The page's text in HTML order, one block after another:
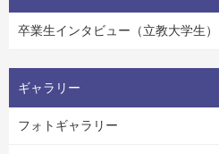
卒業生インタビュー（立教大学生）
ギャラリー
フォトギャラリー